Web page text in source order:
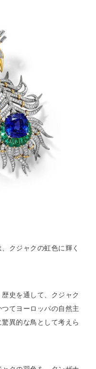
クジャクの虹色に輝く
史を通して、クジャク
てヨーロッパの自然主
異的な鳥として考えら